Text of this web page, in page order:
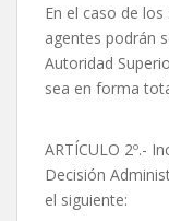
En el caso de
agentes podrán
Autoridad
sea en forma
ARTÍCULO 2º.-
Decisión
el siguiente: